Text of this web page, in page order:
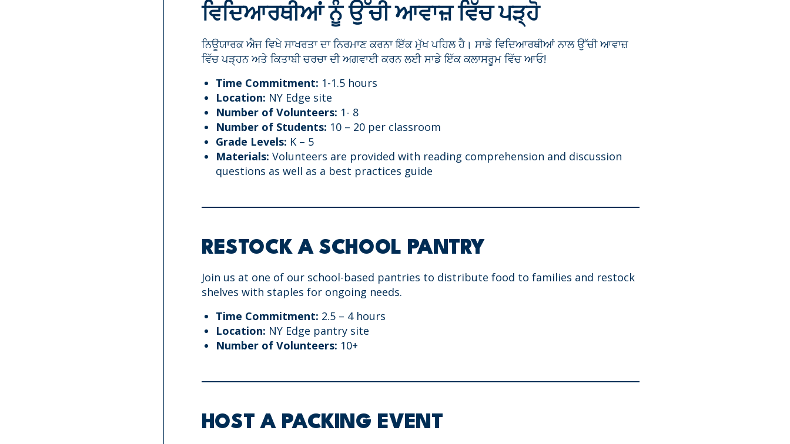
ਵਿਦਿਆਰਥੀਆਂ ਨੂੰ ਉੱਚੀ ਆਵਾਜ਼ ਵਿੱਚ ਪੜ੍ਹੋ
ਨਿਊਯਾਰਕ ਐਜ ਵਿਖੇ ਸਾਖਰਤਾ ਦਾ ਨਿਰਮਾਣ ਕਰਨਾ ਇੱਕ ਮੁੱਖ ਪਹਿਲ ਹੈ। ਸਾਡੇ ਵਿਦਿਆਰਥੀਆਂ ਨਾਲ ਉੱਚੀ ਆਵਾਜ਼
ਵਿੱਚ ਪੜ੍ਹਨ ਅਤੇ ਕਿਤਾਬੀ ਚਰਚਾ ਦੀ ਅਗਵਾਈ ਕਰਨ ਲਈ ਸਾਡੇ ਇੱਕ ਕਲਾਸਰੂਮ ਵਿੱਚ ਆਓ!
Time Commitment: 1-1.5 hours
Location: NY Edge site
Number of Volunteers: 1- 8
Number of Students: 10 – 20 per classroom
Grade Levels: K – 5
Materials: Volunteers are provided with reading comprehension and discussion
questions as well as a best practices guide
RESTOCK A SCHOOL PANTRY
Join us at one of our school-based pantries to distribute food to families and restock
shelves with staples for ongoing needs.
Time Commitment: 2.5 – 4 hours
Location: NY Edge pantry site
Number of Volunteers: 10+
HOST A PACKING EVENT